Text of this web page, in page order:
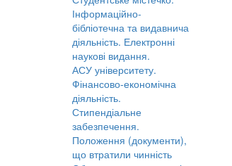
Інформаційно-
бібліотечна та видавнича
діяльність. Електронні
наукові видання.
АСУ університету.
Фінансово-економічна
діяльність.
Стипендіальне
забезпечення.
Положення (документи),
що втратили чинність